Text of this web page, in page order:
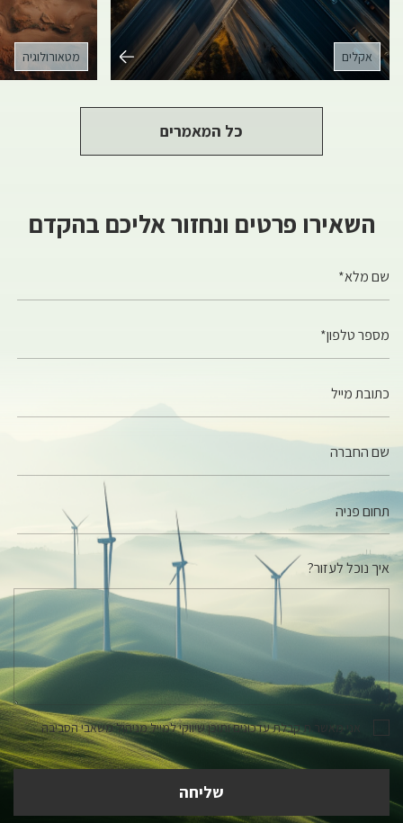
אקלים מטאורולוגיה
כל המאמרים
השאירו פרטים ונחזור אליכם בהקדם
שם מלא*
מספר טלפון*
כתובת מייל
שם החברה
איך נוכל לעזור?
אני מאשר.ת קבלת עדכונים ותוכן שיווקי למייל מניהול משאבי הסביבה